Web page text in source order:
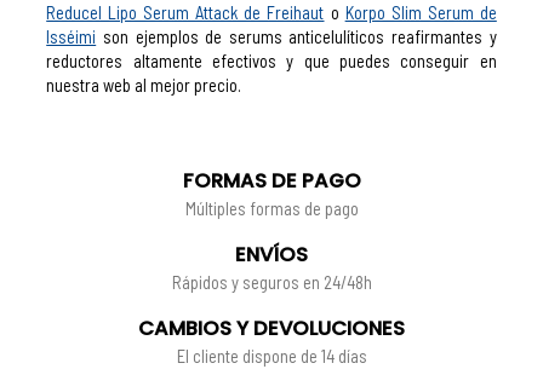
Reducel Lipo Serum Attack de Freihaut o Korpo Slim Serum de
Isséimi son ejemplos de serums anticelulíticos reafirmantes y
reductores altamente efectivos y que puedes conseguir en
nuestra web al mejor precio.
FORMAS DE PAGO
Múltiples formas de pago
ENVÍOS
Rápidos y seguros en 24/48h
CAMBIOS Y DEVOLUCIONES
El cliente dispone de 14 días